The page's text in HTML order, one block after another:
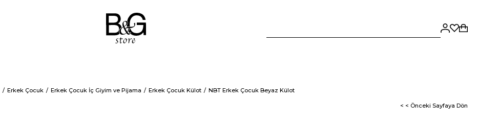
Erkek Çocuk Erkek Çocuk İç Giyim ve Pijama Erkek Çocuk Külot NBT Erkek Çocuk Beyaz Külot
< < Önceki Sayfaya Dön